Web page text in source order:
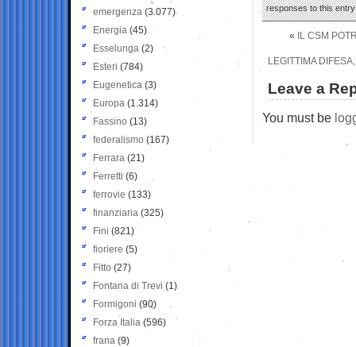
responses to this
« IL CSM
LEGITTIMA
Leave a
You must be
emergenza (3.077)
Energia (45)
Esselunga (2)
Esteri (784)
Eugenetica (3)
Europa (1.314)
Fassino (13)
federalismo (167)
Ferrara (21)
Ferretti (6)
ferrovie (133)
finanziaria (325)
Fini (821)
fioriere (5)
Fitto (27)
Fontana di Trevi (1)
Formigoni (90)
Forza Italia (596)
frana (9)